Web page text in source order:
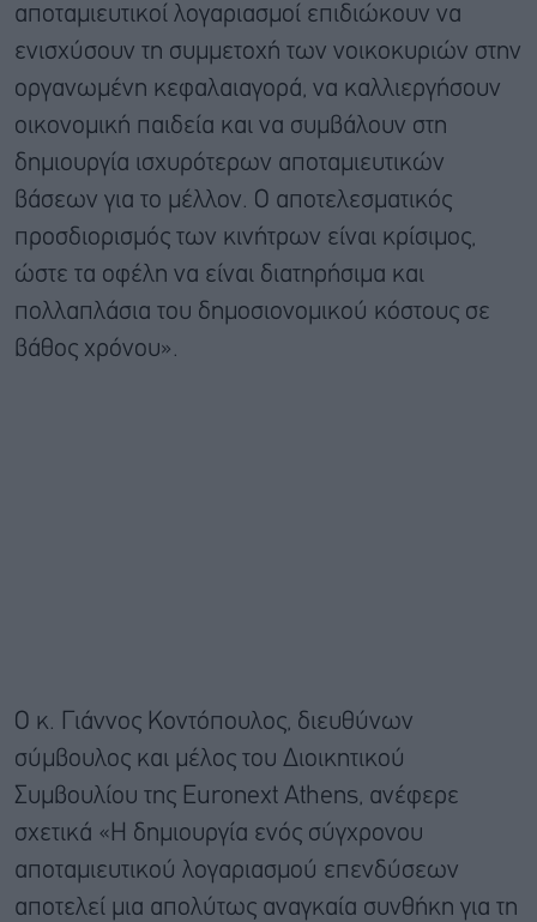
αποταμιευτικοί λογαριασμοί επιδιώκουν να
ενισχύσουν τη συμμετοχή των νοικοκυριών στην
οργανωμένη κεφαλαιαγορά, να καλλιεργήσουν
οικονομική παιδεία και να συμβάλουν στη
δημιουργία ισχυρότερων αποταμιευτικών
βάσεων για το μέλλον. Ο αποτελεσματικός
προσδιορισμός των κινήτρων είναι κρίσιμος,
ώστε τα οφέλη να είναι διατηρήσιμα και
πολλαπλάσια του δημοσιονομικού κόστους σε
βάθος χρόνου».
Ο κ. Γιάννος Κοντόπουλος, διευθύνων
σύμβουλος και μέλος του Διοικητικού
Συμβουλίου της Euronext Athens, ανέφερε
σχετικά «Η δημιουργία ενός σύγχρονου
αποταμιευτικού λογαριασμού επενδύσεων
αποτελεί μια απολύτως αναγκαία συνθήκη για τη